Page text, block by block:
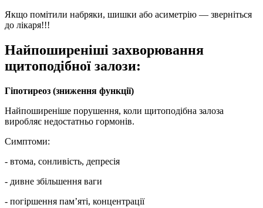
Якщо помітили набряки, шишки або асиметрію — зверніться
до лікаря!!!
Найпоширеніші захворювання
щитоподібної залози:
Гіпотиреоз (зниження функції)
Найпоширеніше порушення, коли щитоподібна залоза
виробляє недостатньо гормонів.
Симптоми:
- втома, сонливість, депресія
- дивне збільшення ваги
- погіршення пам’яті, концентрації